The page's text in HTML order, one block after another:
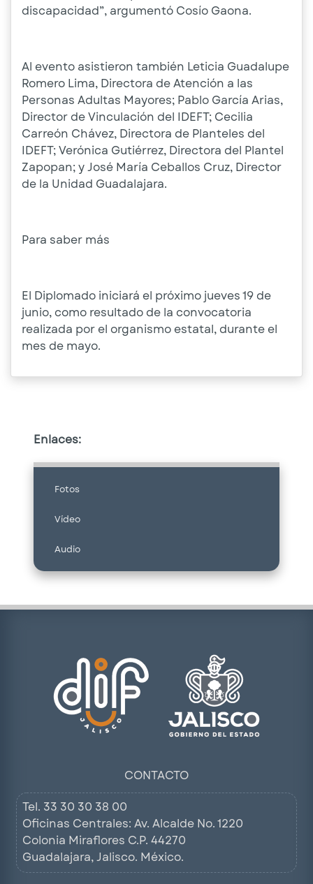
discapacidad”, argumentó Cosío Gaona.
Al evento asistieron también Leticia Guadalupe
Romero Lima, Directora de Atención a las
Personas Adultas Mayores; Pablo García Arias,
Director de Vinculación del IDEFT; Cecilia
Carreón Chávez, Directora de Planteles del
IDEFT; Verónica Gutiérrez, Directora del Plantel
Zapopan; y José María Ceballos Cruz, Director
de la Unidad Guadalajara.
Para saber más
El Diplomado iniciará el próximo jueves 19 de
junio, como resultado de la convocatoria
realizada por el organismo estatal, durante el
mes de mayo.
Enlaces:
Fotos
Vídeo
Audio
CONTACTO
Tel. 33 30 30 38 00
Oficinas Centrales: Av. Alcalde No. 1220
Colonia Miraflores C.P. 44270
Guadalajara, Jalisco. México.